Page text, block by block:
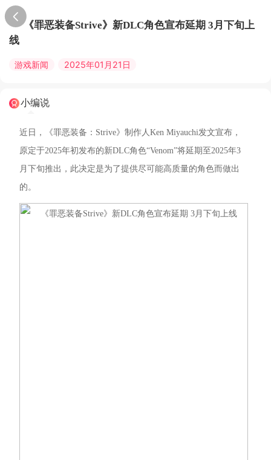
《罪恶装备Strive》新DLC角色宣布延期 3月下旬上
线
游戏新闻 2025年01月21日
小编说
近日，《罪恶装备：Strive》制作人Ken Miyauchi发文宣布，
原定于2025年初发布的新DLC角色“Venom”将延期至2025年3
月下旬推出，此决定是为了提供尽可能高质量的角色而做出
的。